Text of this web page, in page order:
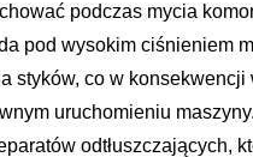
podczas mycia
pod wysokim ciśnieniem
styków, co w konsekwencji
uruchomieniu
odtłuszczających,